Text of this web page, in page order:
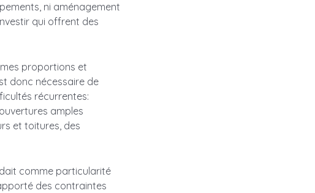
ni aménagement
qui offrent des
proportions et
donc nécessaire de
récurrentes:
amples
et toitures, des
comme particularité
des contraintes